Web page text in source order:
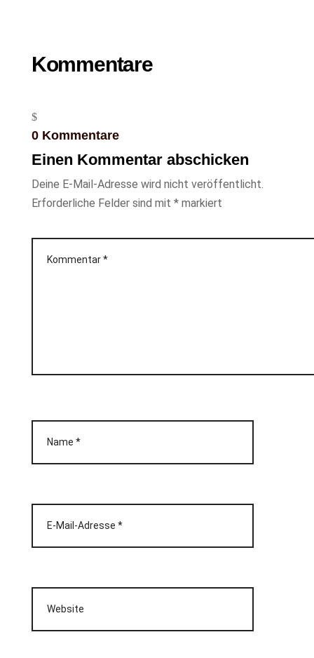
Kommentare
0 Kommentare
Einen Kommentar abschicken
Deine E-Mail-Adresse wird nicht veröffentlicht.
Erforderliche Felder sind mit *markiert